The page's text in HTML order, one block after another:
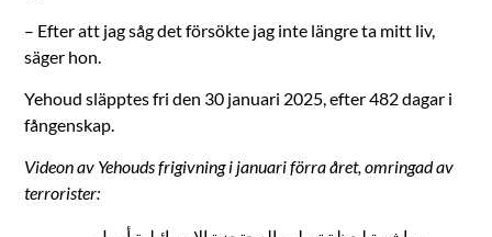
– Efter att jag såg det försökte jag inte längre ta mitt liv,
säger hon.
Yehoud släpptes fri den 30 januari 2025, efter 482 dagar i
fångenskap.
Videon av Yehouds frigivning i januari förra året, omringad av
terrorister: